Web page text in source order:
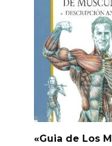
«Guia de Los